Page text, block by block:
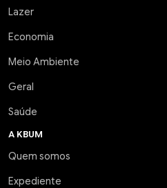
Lazer
Economia
Meio Ambiente
Geral
Saúde
A KBUM
Quem somos
Expediente